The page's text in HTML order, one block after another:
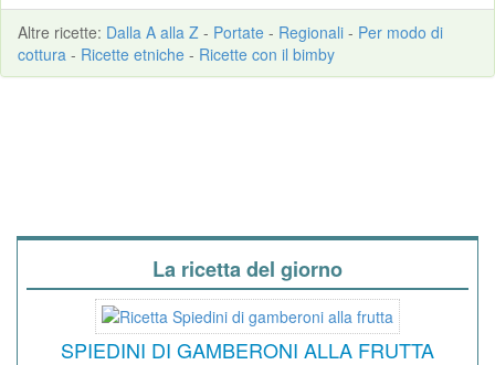
Altre ricette: Dalla A alla Z - Portate - Regionali - Per modo di
cottura - Ricette etniche - Ricette con il bimby
La ricetta del giorno
SPIEDINI DI GAMBERONI ALLA FRUTTA